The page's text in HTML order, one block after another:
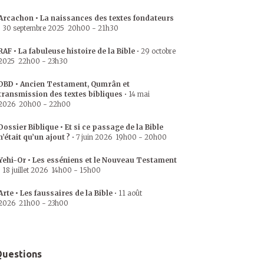
• La naissances des textes fondateurs
30 septembre 2025 20h00 - 21h30
• La fabuleuse histoire de la Bible • 29 octobre
22h00 - 23h30
• Ancien Testament, Qumrân et
des textes bibliques • 14 mai
20h00 - 22h00
Biblique • Et si ce passage de la Bible
qu’un ajout ? • 7 juin 2026 19h00 - 20h00
Or • Les esséniens et le Nouveau Testament
18 juillet 2026 14h00 - 15h00
• Les faussaires de la Bible • 11 août
21h00 - 23h00